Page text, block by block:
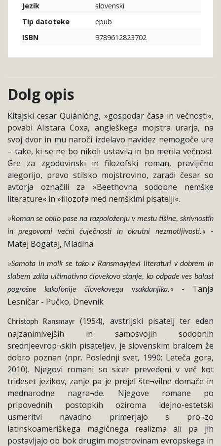
Jezik
slovenski
Tip datoteke
epub
ISBN
9789612823702
Dolg opis
Kitajski cesar Quiánlóng, »gospodar časa in večnosti«,
povabi Alistara Coxa, angleškega mojstra urarja, na
svoj dvor in mu naroči izdelavo navidez nemogoče ure
– take, ki se ne bo nikoli ustavila in bo merila večnost.
Gre za zgodovinski in filozofski roman, pravljično
alegorijo, pravo stilsko mojstrovino, zaradi česar so
avtorja označili za »Beethovna sodobne nemške
literature« in »filozofa med nemškimi pisatelji«.
»Roman se obilo pase na razpoloženju v mestu tišine, skrivnostih
in pregovorni večni čuječnosti in okrutni nezmotljivosti.« -
Matej Bogataj, Mladina
»Samota in molk se tako v Ransmayrjevi literaturi v dobrem in
slabem zdita ultimativno človekovo stanje, ko odpade ves balast
pogrošne kakofonije človekovega vsakdanjika.« - Tanja
Lesničar - Pučko, Dnevnik
Christoph Ransmayr
(1954), avstrijski pisatelj ter eden
najzanimivejših in samosvojih sodobnih
srednjeevrop¬skih pisateljev, je slovenskim bralcem že
dobro poznan (npr. Poslednji svet, 1990; Leteča gora,
2010). Njegovi romani so sicer prevedeni v več kot
trideset jezikov, zanje pa je prejel šte¬vilne domače in
mednarodne nagra¬de. Njegove romane po
pripovednih postopkih oziroma idejno-estetski
usmeritvi navadno primerjajo s pro¬zo
latinskoameriškega magičnega realizma ali pa jih
postavljajo ob bok drugim mojstrovinam evropskega in